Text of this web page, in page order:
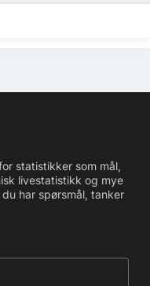
statistikker som mål,
livestatistikk og mye
har spørsmål, tanker